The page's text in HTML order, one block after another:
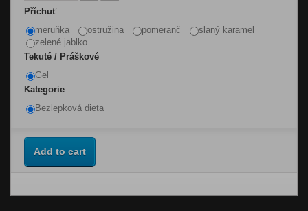
Příchuť
meruňka
ostružina pomeranč
slaný karamel
zelené jablko
Tekuté / Práškové
Gel
Kategorie
Bezlepková dieta
Add to cart